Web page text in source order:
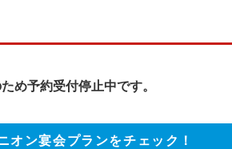
め予約受付停止中です。
オン宴会プランをチェック！